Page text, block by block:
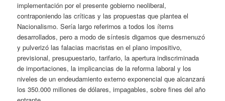
implementación por el presente gobierno neoliberal,
contraponiendo las críticas y las propuestas que plantea el
Nacionalismo. Sería largo referirnos a todos los ítems
desarrollados, pero a modo de síntesis digamos que desmenuzó
y pulverizó las falacias macristas en el plano impositivo,
previsional, presupuestario, tarifario, la apertura indiscriminada
de importaciones, la implicancias de la reforma laboral y los
niveles de un endeudamiento externo exponencial que alcanzará
los 350.000 millones de dólares, impagables, sobre fines del año